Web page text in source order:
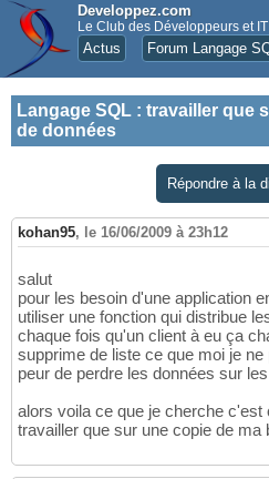
Developpez.com
Le Club des Développeurs et
Actus Forum Langage
Langage SQL : travailler que
de données
Répondre à la
kohan95, le 16/06/2009 à 23h12
salut
pour les besoin d'une application
utiliser une fonction qui distribue
chaque fois qu'un client à eu ça
supprime de liste ce que moi je
peur de perdre les données sur
alors voila ce que je cherche c'est
travailler que sur une copie de ma